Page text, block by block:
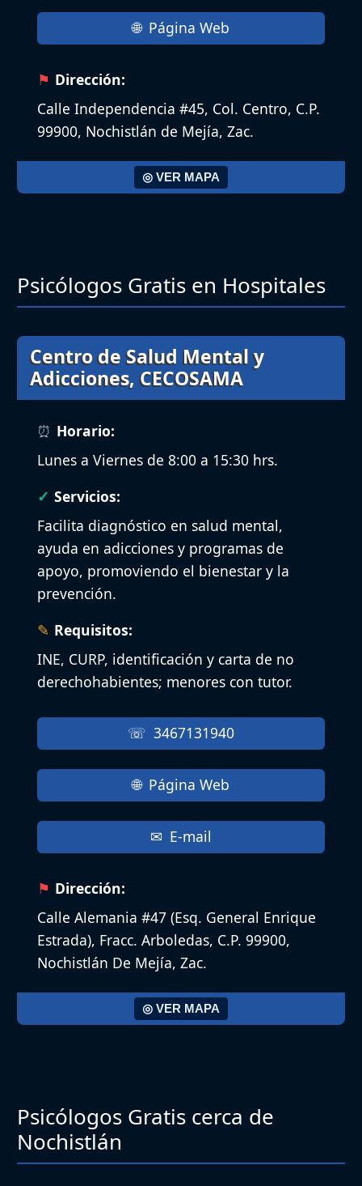
Página Web
Dirección:
Calle Independencia #45, Col. Centro, C.P.
99900, Nochistlán de Mejía, Zac.
◎ VER MAPA
Psicólogos Gratis en Hospitales
Centro de Salud Mental y
Adicciones, CECOSAMA
Horario:
Lunes a Viernes de 8:00 a 15:30 hrs.
Servicios:
Facilita diagnóstico en salud mental,
ayuda en adicciones y programas de
apoyo, promoviendo el bienestar y la
prevención.
Requisitos:
INE, CURP, identificación y carta de no
derechohabientes; menores con tutor.
3467131940
Página Web
E-mail
Dirección:
Calle Alemania #47 (Esq. General Enrique
Estrada), Fracc. Arboledas, C.P. 99900,
Nochistlán De Mejía, Zac.
◎ VER MAPA
Psicólogos Gratis cerca de
Nochistlán